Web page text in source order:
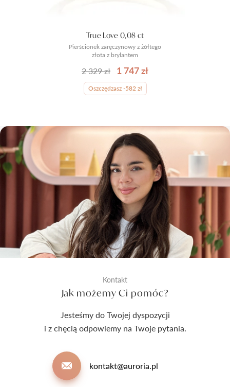
Pierścionek zaręczynowy z żółtego
złota z brylantem
True Love 0,08 ct
2 329 zł 1 747 zł
Oszczędzasz -582 zł
Kontakt
Jak możemy Ci pomóc?
Jesteśmy do Twojej dyspozycji
i z chęcią odpowiemy na Twoje pytania.
kontakt@auroria.pl